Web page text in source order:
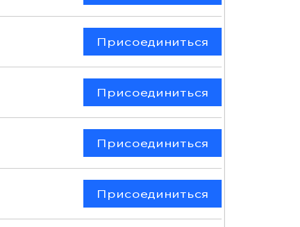
Присоединиться
Присоединиться
Присоединиться
Присоединиться